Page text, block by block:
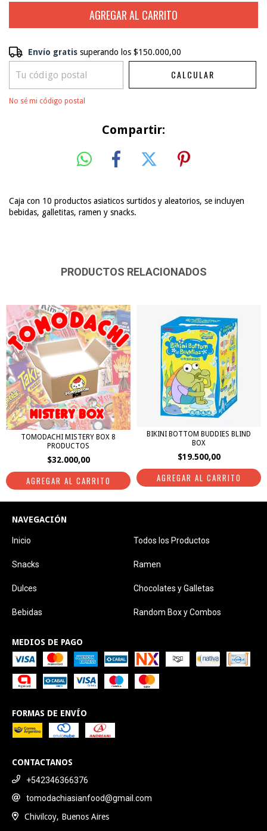
Envío gratis $150.000,00
Entregas para el CP: CAMBIAR CP
Envío gratis superando los$150.000,00
CALCULAR
No sé mi código postal
Compartir:
Caja con 10 productos asiaticos surtidos y aleatorios, se incluyen
bebidas, galletitas, ramen y snacks.
PRODUCTOS RELACIONADOS
TOMODACHI MISTERY BOX 8
PRODUCTOS
$32.000,00
BIKINI BOTTOM BUDDIES BLIND
BOX
$19.500,00
NAVEGACIÓN
Inicio Todos los Productos
Snacks Ramen
Dulces Chocolates y Galletas
Bebidas Random Box y Combos
MEDIOS DE PAGO
FORMAS DE ENVÍO
CONTACTANOS
+542346366376
tomodachiasianfood@gmail.com
Chivilcoy, Buenos Aires